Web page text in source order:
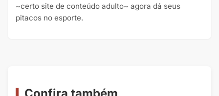
~certo site de conteúdo adulto~ agora dá seus
pitacos no esporte.